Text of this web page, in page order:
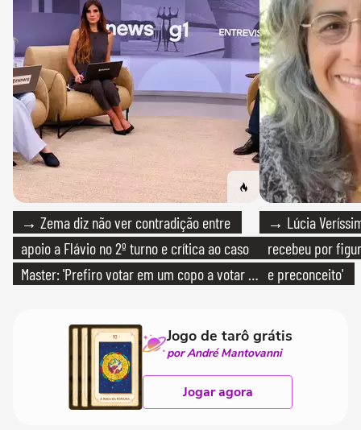
→ Zema diz não ver contradição entre
apoio a Flávio no 2º turno e crítica ao caso
Master: 'Prefiro votar em um copo a votar no
→ Lúcia
recebeu por
e preconceito'
Jogo de tarô grátis
por André Mantovanni
Jogar agora